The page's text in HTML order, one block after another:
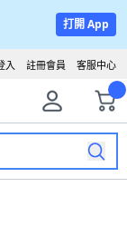
打開 App
客服中心
註冊會員
入